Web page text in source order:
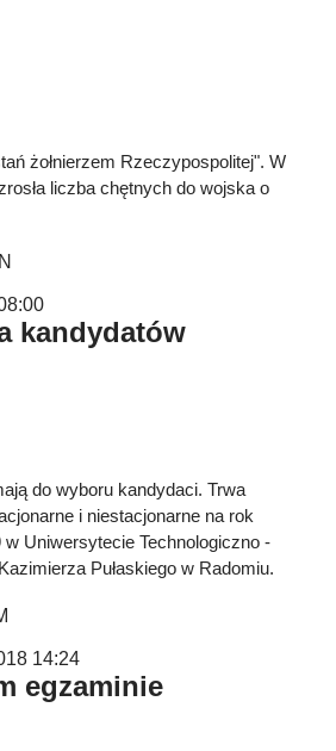
żołnierzem Rzeczypospolitej". W
liczba chętnych do wojska o
kandydatów
do wyboru kandydaci. Trwa
i niestacjonarne na rok
Uniwersytecie Technologiczno -
Pułaskiego w Radomiu.
14:24
egzaminie